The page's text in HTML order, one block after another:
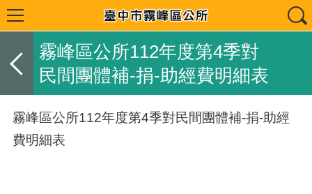
霧峰區公所112年度第4季對
民間團體補-捐-助經費明細表
霧峰區公所112年度第4季對民間團體補-捐-助經
費明細表